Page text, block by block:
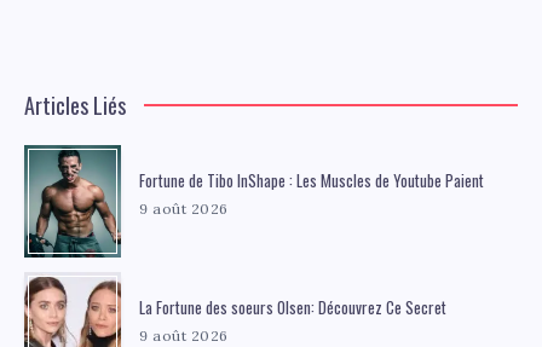
Articles Liés
Fortune de Tibo InShape : Les Muscles de Youtube Paient
9 août 2026
La Fortune des soeurs Olsen: Découvrez Ce Secret
9 août 2026